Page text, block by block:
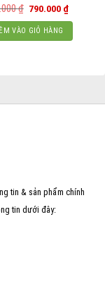
₫ Giá
gốc
là:
990.000 ₫.
790.000 ₫Giá
tại
790.000
VÀO GIỎ HÀNG
tin & sản phẩm chính
tin dưới đây: